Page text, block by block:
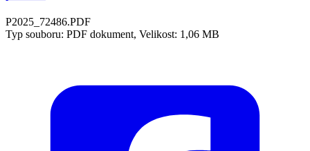
P2025_72486.PDF
Typ souboru: PDF dokument, Velikost: 1,06 MB